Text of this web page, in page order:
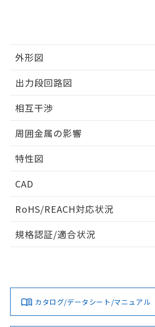
外形図
外形図
出力段回路図
出力段回路図
タイムチャート
相互干渉
相互干渉
A: 40mm以上、B: 30mm以上
周囲金属の影響
周囲金属の影響
特性図
検出物体の大きさと材質による影響
CAD
ドすることができます。
ログイン/会員登録
ダウンロードデータをご利用いただく前に
みください。
ソフトウェアの使用条件
RoHS/REACH対応状況
EU RoHS 注意事項・凡例
対応済み
規格認証/適合状況
LR型式承認
DNV型式承認
BV型
カタログ/データシート/マニュアル
をご了承ください。
の共同利用に関して"
の「
用者の範囲」に記載されてい
指します。
EU RoHS指令（10物質）の非含有
51物質の非含有証明書（当社基準）
るもので、過去に遡って非含有を証
ものではありません。
また、RoHS指令のフタル酸エス
物質の対応では、対応完了までの
荷製品に未対応品が混在すること
欄に対応日を記載しておりました。
していることから、特段のことが
り、2022年1月12日より割愛して